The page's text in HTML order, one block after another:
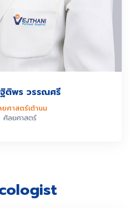
ติพร วรรณศรี
ศาสตร์เต้านม
ศัลยศาสตร์